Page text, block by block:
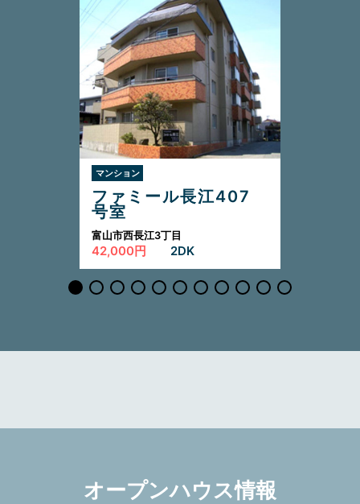
マンション
ファミール長江407
号室
富山市西長江3丁目
42,000円 2DK
オープンハウス情報